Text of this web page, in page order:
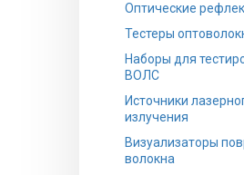
Оптические
Тестеры
Наборы для
ВОЛС
Источники
излучения
Визуализаторы
волокна